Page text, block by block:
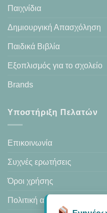
Παιχνίδια
Δημιουργική Απασχόληση
Παιδικά Βιβλία
Εξοπλισμός για το σχολείο
Brands
Υποστήριξη Πελατών
Επικοινωνία
Συχνές ερωτήσεις
Όροι χρήσης
Πολιτική απορρήτου